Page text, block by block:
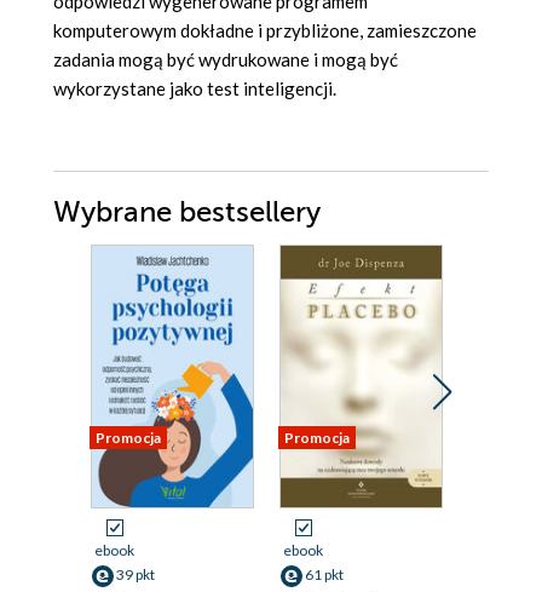
komputerowym dokładne i przybliżone, zamieszczone
zadania mogą być wydrukowane i mogą być
wykorzystane jako test inteligencji.
Wybrane bestsellery
Promocja
ebook
39 pkt
Promocja
ebook
61 pkt